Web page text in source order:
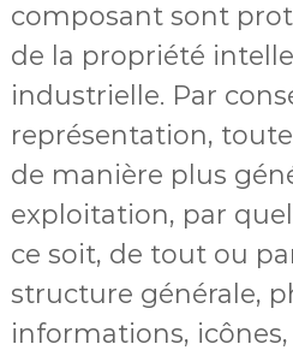
composant sont
de la propriété
industrielle. Par
représentation,
de manière plus
exploitation, par
ce soit, de tout ou
structure générale,
informations, icônes,